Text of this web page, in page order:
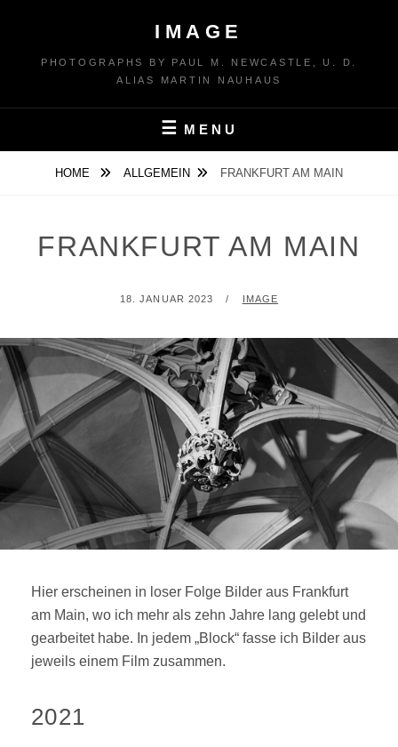
content
IMAGE
PHOTOGRAPHS BY PAUL M. NEWCASTLE, U. D.
ALIAS MARTIN NAUHAUS
MENU
HOME ALLGEMEIN FRANKFURT AM MAIN
FRANKFURT AM MAIN
POSTED
18. JANUAR 2023 BY
IMAGE
Hier erscheinen in loser Folge Bilder aus Frankfurt
am Main, wo ich mehr als zehn Jahre lang gelebt und
gearbeitet habe. In jedem „Block“ fasse ich Bilder aus
jeweils einem Film zusammen.
2021